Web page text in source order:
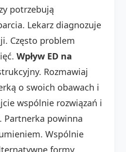
potrzebują
Lekarz diagnozuje
Często problem
Wpływ ED na
Rozmawiaj
o swoich obawach i
wspólnie rozwiązań i
powinna
Wspólnie
formy